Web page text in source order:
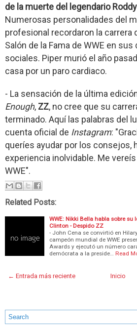
de la muerte del legendario
Numerosas personalidades del
profesional recordaron la carrera
Salón de la Fama de WWE en
sociales. Piper murió el año
casa por un paro cardiaco.
- La sensación de la última
Enough, ZZ, no cree que su
terminado. Aquí las palabras del
cuenta oficial de Instagram:
queríes ayudar por los consejos,
experiencia inolvidable. Me
WWE".
Related Posts:
WWE: Nikki Bella habla sobre su
Clinton - Despido ZZ
- John Cena se convirtió en
campeón mundial de WWE
Awards y ejecutó un número
demócrata a la preside…
Read
← Entrada más reciente Inicio